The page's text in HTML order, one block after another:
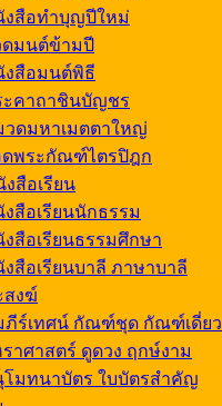
งสือทำบุญปีใหม่
ดมนต์ข้ามปี
งสือมนต์พิธี
ะคาถาชินบัญชร
ดมหาเมตตาใหญ่
ดพระกัณฑ์ไตรปิฎก
สือเรียน
สือเรียนนักธรรม
สือเรียนธรรมศึกษา
สือเรียนบาลี ภาษาบาลี
สงฆ์
ภีร์เทศน์ กัณฑ์ชุด กัณฑ์เดี่ยว
าศาสตร์ ดูดวง ฤกษ์งาม
โมทนาบัตร ใบบัตรสำคัญ